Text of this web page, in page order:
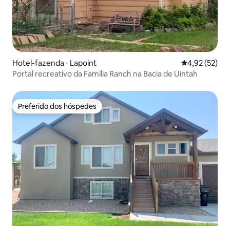
Hotel-fazenda ⋅ Lapoint 4,92 de uma
4,92 (52)
Portal recreativo da Família Ranch na Bacia de Uintah
Preferido dos hóspedes
Preferido dos hóspedes